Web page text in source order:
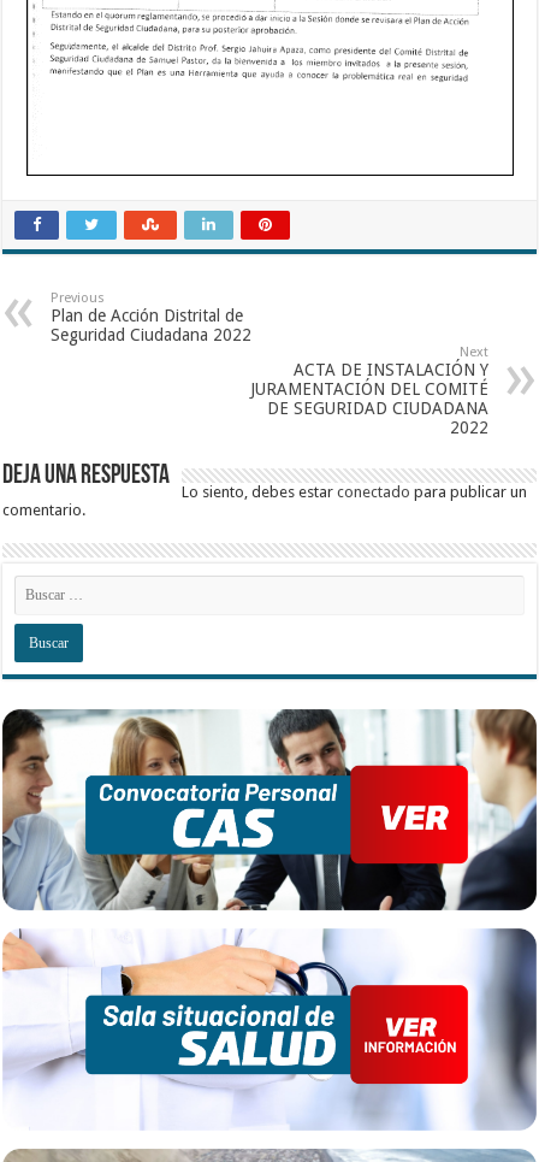
Previous
Plan de Acción Distrital de
Seguridad Ciudadana 2022
Next
ACTA DE INSTALACIÓN Y
JURAMENTACIÓN DEL COMITÉ
DE SEGURIDAD CIUDADANA
2022
Deja una respuesta
Lo siento, debes estarconectado para publicar un
comentario.